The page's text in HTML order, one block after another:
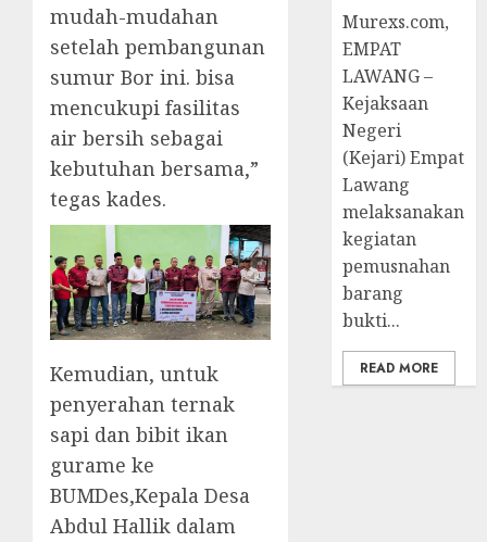
mudah-mudahan
setelah pembangunan
sumur Bor ini. bisa
mencukupi fasilitas
air bersih sebagai
kebutuhan bersama,”
tegas kades.
Kemudian, untuk
penyerahan ternak
sapi dan bibit ikan
gurame ke
BUMDes,Kepala Desa
Abdul Hallik dalam
‎Murexs.com,
EMPAT
LAWANG –
Kejaksaan
Negeri
(Kejari) Empat
Lawang
melaksanakan
kegiatan
pemusnahan
barang
bukti...
READ MORE